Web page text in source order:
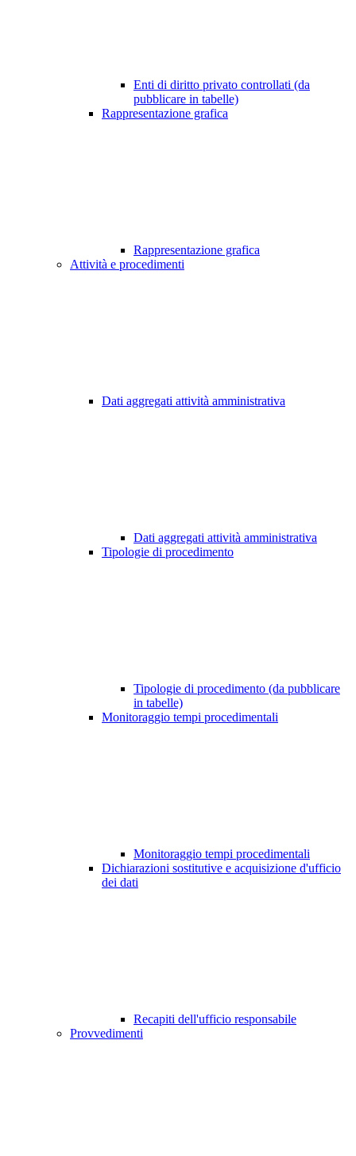
Enti di diritto privato controllati (da
pubblicare in tabelle)
Rappresentazione grafica
Rappresentazione grafica
Attività e procedimenti
Dati aggregati attività amministrativa
Dati aggregati attività amministrativa
Tipologie di procedimento
Tipologie di procedimento (da pubblicare
in tabelle)
Monitoraggio tempi procedimentali
Monitoraggio tempi procedimentali
Dichiarazioni sostitutive e acquisizione d'ufficio
dei dati
Recapiti dell'ufficio responsabile
Provvedimenti